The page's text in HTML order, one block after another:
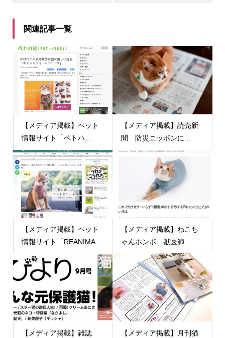
関連記事一覧
【メディア掲載】ペット
情報サイト「ペトハ...
【メディア掲載】読売新
聞 防災ニッポンに...
【メディア掲載】ペット
情報サイト「REANIMA...
【メディア掲載】ねこち
ゃんホンポ 獣医師...
【メディア掲載】雑誌
【メディア掲載】月刊猫